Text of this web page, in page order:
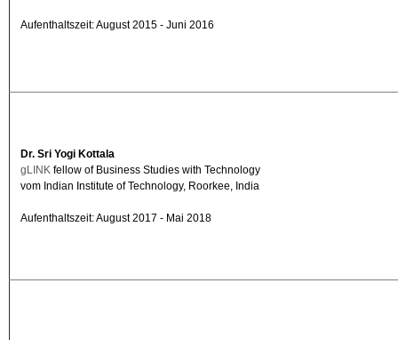
Aufenthaltszeit: August 2015 - Juni 2016
Dr. Sri Yogi Kottala
gLINKfellow of Business Studies with Technology
vom Indian Institute of Technology, Roorkee, India
Aufenthaltszeit: August 2017 - Mai 2018